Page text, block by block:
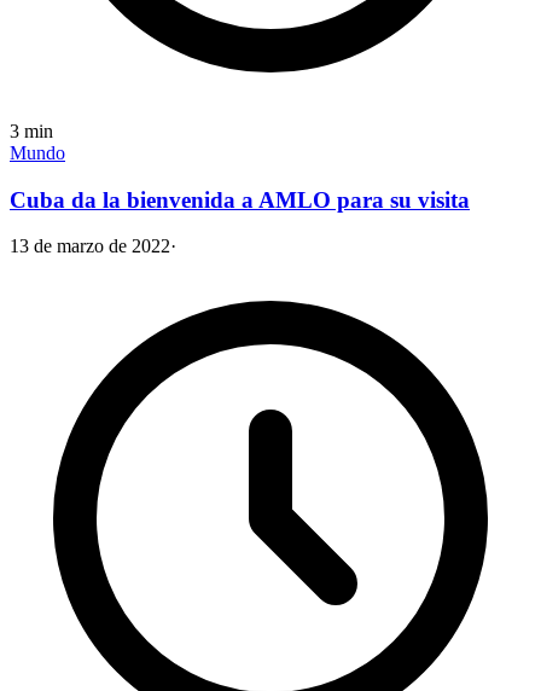
3 min
Mundo
Cuba da la bienvenida a AMLO para su visita
13 de marzo de 2022·